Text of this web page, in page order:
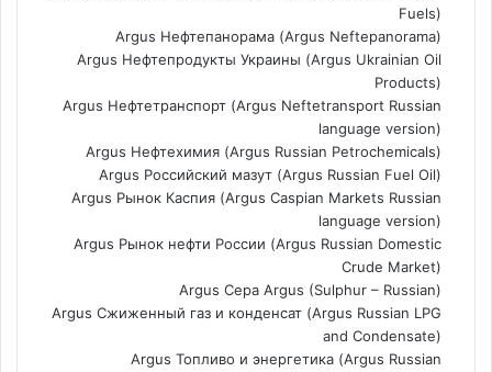
Fuels)
Argus Нефтепанорама (Argus Neftepanorama)
Argus Нефтепродукты Украины (Argus Ukrainian Oil
Products)
Argus Нефтетранспорт (Argus Neftetransport Russian
language version)
Argus Нефтехимия (Argus Russian Petrochemicals)
Argus Российский мазут (Argus Russian Fuel Oil)
Argus Рынок Каспия (Argus Caspian Markets Russian
language version)
Argus Рынок нефти России (Argus Russian Domestic
Crude Market)
Argus Сера Argus (Sulphur – Russian)
Argus Сжиженный газ и конденсат (Argus Russian LPG
and Condensate)
Argus Топливо и энергетика (Argus Russian